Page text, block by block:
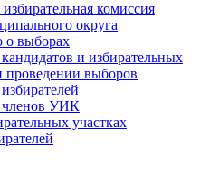
комиссия
округа
о выборах
и избирательных
проведении выборов
членов УИК
участках